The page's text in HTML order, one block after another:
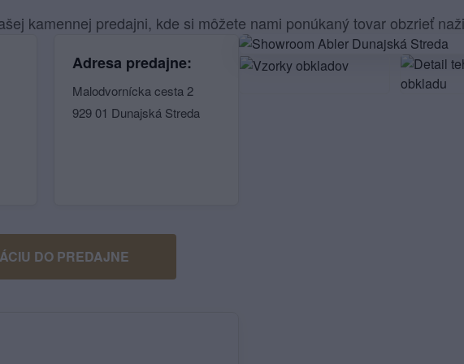
kamennej predajni, kde si môžete nami ponúkaný tovar obzrieť
Adresa predajne:
Malodvornícka cesta 2
929 01 Dunajská Streda
DO PREDAJNE